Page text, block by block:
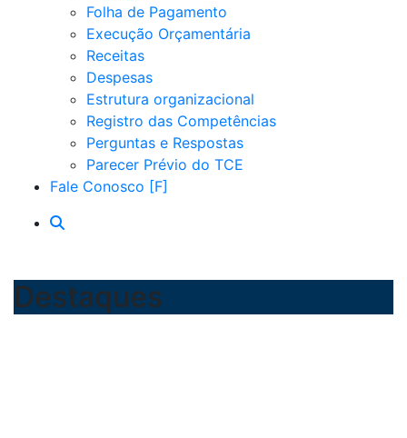
Folha de Pagamento
Execução Orçamentária
Receitas
Despesas
Estrutura organizacional
Registro das Competências
Perguntas e Respostas
Parecer Prévio do TCE
Fale Conosco
Destaques